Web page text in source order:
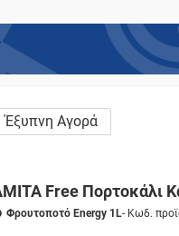
Έξυπνη Αγορά
Free Πορτοκάλι
Φρουτοποτό Energy 1L- Κωδ.